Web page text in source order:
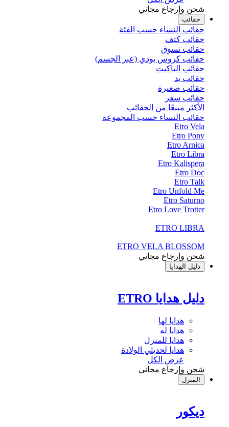
شحن وإرجاع مجاني
حقائب
حقائب النساء حسب الفئة
حقائب كتف
حقائب تسوق
حقائب كروس بودي (عبر الجسم)
حقائب الباكيت
حقائب يد
حقائب صغيرة
حقائب سفر
الأكثر مبيعًا من الحقائب
حقائب النساء حسب المجموعة
Etro Vela
Etro Pony
Etro Arnica
Etro Libra
Etro Kalispera
Etro Doc
Etro Talk
Etro Unfold Me
Etro Saturno
Etro Love Trotter
ETRO LIBRA
ETRO VELA BLOSSOM
شحن وإرجاع مجاني
دليل الهدايا
دليل هدايا ETRO
هدايا لها
هدايا له
هدايا للمنزل
هدايا لحديثي الولادة
عرض الكل
شحن وإرجاع مجاني
المنزل
ديكور